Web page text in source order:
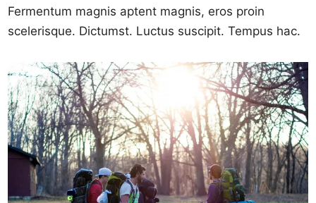
Fermentum magnis aptent magnis, eros proin
scelerisque. Dictumst. Luctus suscipit. Tempus hac.